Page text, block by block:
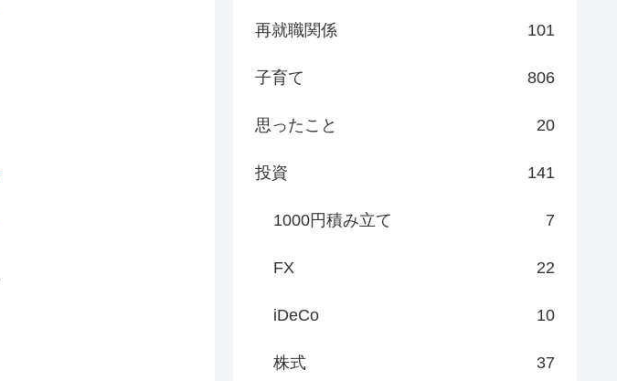
再就職関係 101
子育て 806
思ったこと 20
投資 141
1000円積み立て 7
FX 22
iDeCo 10
株式 37